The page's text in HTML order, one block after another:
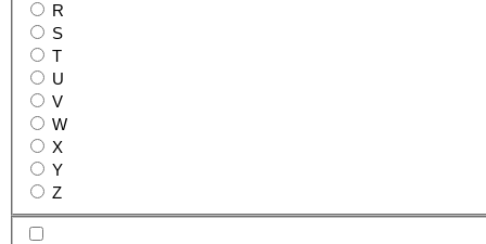
R
S
T
U
V
W
X
Y
Z